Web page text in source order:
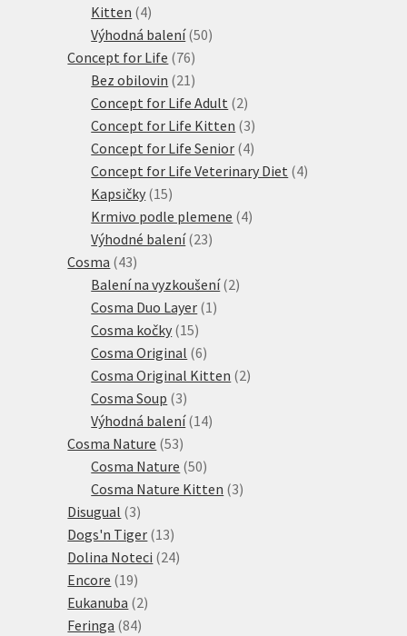
Kitten 44
produkty
Výhodná balení 5050
Concept for Life 7676
produktů
Bez obilovin 21 21
produktů
Concept for Life Adult 22
produkty
Concept for Life Kitten 33
produkty
Concept for Life Senior 44
produkty
Concept for Life Veterinary Diet 44
Kapsičky 1515
produktů
Krmivo podle plemene 44
Výhodné balení 2323
Cosma 4343
produktů
Balení na vyzkoušení 22
Cosma Duo Layer 1 1
Cosma kočky 1515
produktů
Cosma Original 66
produktů
Cosma Original Kitten 22
Cosma Soup 33
produkty
Výhodná balení 1414
Cosma Nature 5353
produktů
Cosma Nature 5050
produktů
Cosma Nature Kitten 33
Disugual 33
produkty
Dogs'n Tiger 1313
produktů
Dolina Noteci 2424
Encore 1919
produktů
Eukanuba 22
Feringa 8484